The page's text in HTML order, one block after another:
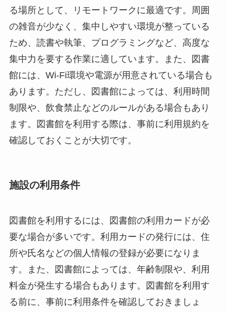
る場所として、リモートワークに最適です。周囲
の雑音が少なく、集中しやすい環境が整っている
ため、読書や執筆、プログラミングなど、高度な
集中力を要する作業に適しています。また、図書
館には、Wi-Fi環境や電源が用意されている場合も
あります。ただし、図書館によっては、利用時間
制限や、飲食禁止などのルールがある場合もあり
ます。図書館を利用する際は、事前に利用規約を
確認しておくことが大切です。
施設の利用条件
図書館を利用するには、図書館の利用カードが必
要な場合が多いです。利用カードの発行には、住
所や氏名などの個人情報の登録が必要になりま
す。また、図書館によっては、年齢制限や、利用
料金が発生する場合もあります。図書館を利用す
る前に、事前に利用条件を確認しておきましょ